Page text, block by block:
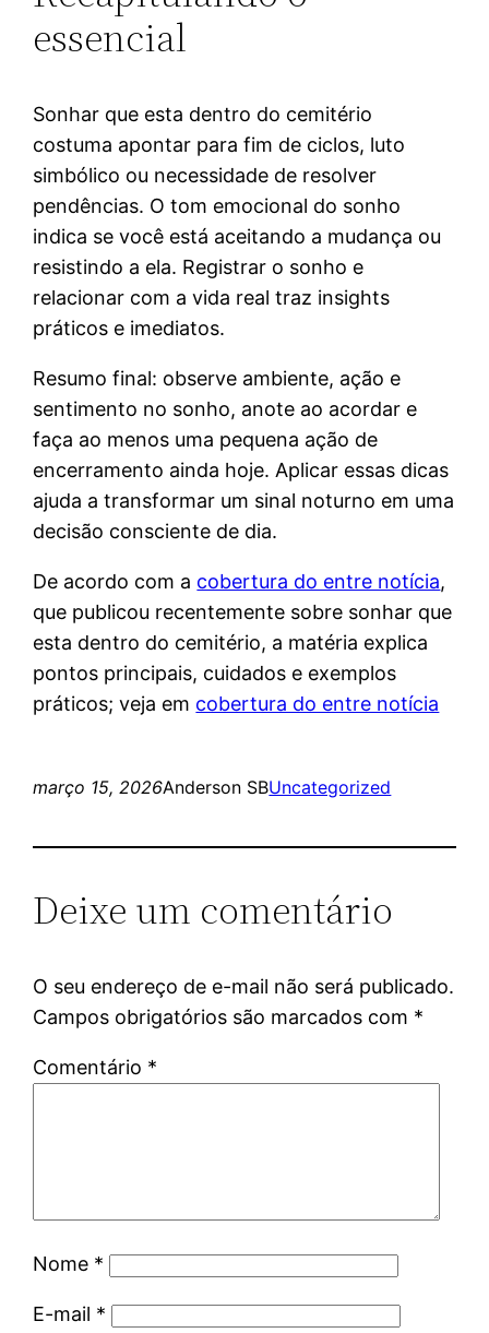
essencial
Sonhar que esta dentro do cemitério
costuma apontar para fim de ciclos, luto
simbólico ou necessidade de resolver
pendências. O tom emocional do sonho
indica se você está aceitando a mudança ou
resistindo a ela. Registrar o sonho e
relacionar com a vida real traz insights
práticos e imediatos.
Resumo final: observe ambiente, ação e
sentimento no sonho, anote ao acordar e
faça ao menos uma pequena ação de
encerramento ainda hoje. Aplicar essas dicas
ajuda a transformar um sinal noturno em uma
decisão consciente de dia.
De acordo com a cobertura do entre notícia,
que publicou recentemente sobre sonhar que
esta dentro do cemitério, a matéria explica
pontos principais, cuidados e exemplos
práticos; veja em cobertura do entre notícia
março 15, 2026Anderson SBUncategorized
Deixe um comentário
O seu endereço de e-mail não será publicado.
Campos obrigatórios são marcados com *
Comentário *
Nome *
E-mail *